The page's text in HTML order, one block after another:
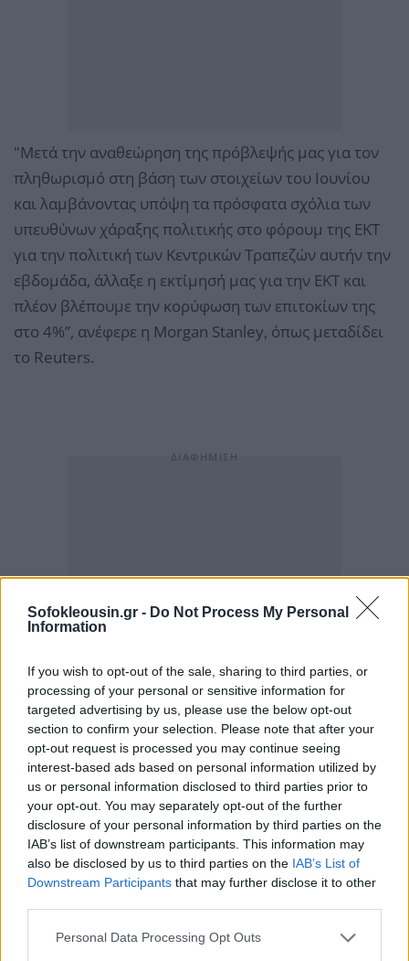
Sofokleousin.gr - Do Not Process My Personal
Information
If you wish to opt-out of the sale, sharing to third parties, or
processing of your personal or sensitive information for
targeted advertising by us, please use the below opt-out
section to confirm your selection. Please note that after your
opt-out request is processed you may continue seeing
interest-based ads based on personal information utilized by
us or personal information disclosed to third parties prior to
your opt-out. You may separately opt-out of the further
disclosure of your personal information by third parties on the
IAB’s list of downstream participants. This information may
also be disclosed by us to third parties on the IAB’s List of
Downstream Participants that may further disclose it to other
Personal Data Processing Opt Outs
"Μετά την αναθεώρηση της πρόβλεψής μας για τον
πληθωρισμό στη βάση των στοιχείων του Ιουνίου
και λαμβάνοντας υπόψη τα πρόσφατα σχόλια των
υπευθύνων χάραξης πολιτικής στο φόρουμ της ΕΚΤ
για την πολιτική των Κεντρικών Τραπεζών αυτήν την
εβδομάδα, άλλαξε η εκτίμησή μας για την ΕΚΤ και
πλέον βλέπουμε την κορύφωση των επιτοκίων της
στο 4%”, ανέφερε η Morgan Stanley, όπως μεταδίδει
το Reuters.